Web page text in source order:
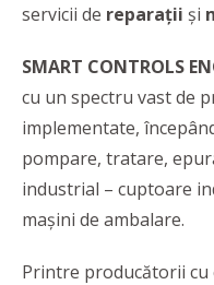
servicii de reparaţii şi
SMART CONTROLS
cu un spectru vast de
implementate,
pompare, tratare,
industrial – cuptoare
maşini de ambalare.
Printre producătorii cu